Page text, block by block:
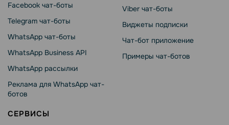
Facebook чат-боты
Telegram чат-боты
WhatsApp чат-боты
WhatsApp Business API
WhatsApp рассылки
Реклама для WhatsApp чат-
ботов
Viber чат-боты
Виджеты подписки
Чат-бот приложение
Примеры чат-ботов
СЕРВИСЫ